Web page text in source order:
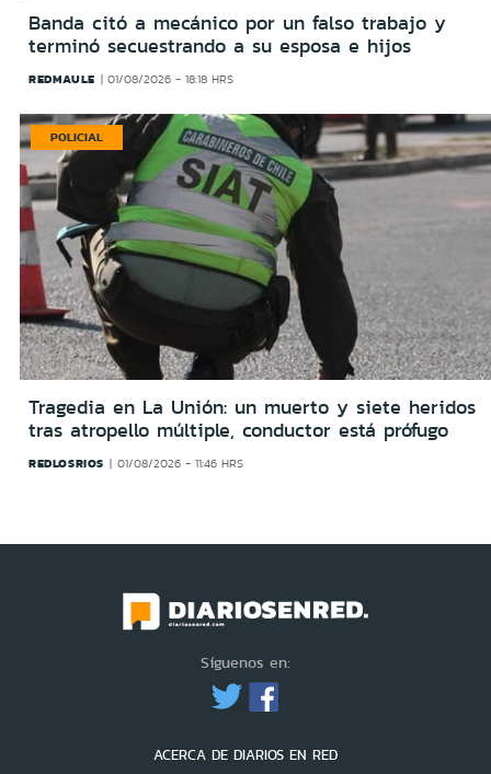
Banda citó a mecánico por un falso trabajo y
terminó secuestrando a su esposa e hijos
REDMAULE 01/08/2026 - 18:18 HRS
POLICIAL
Tragedia en La Unión: un muerto y siete heridos
tras atropello múltiple, conductor está prófugo
REDLOSRIOS 01/08/2026 - 11:46 HRS
Síguenos en:
ACERCA DE DIARIOS EN RED